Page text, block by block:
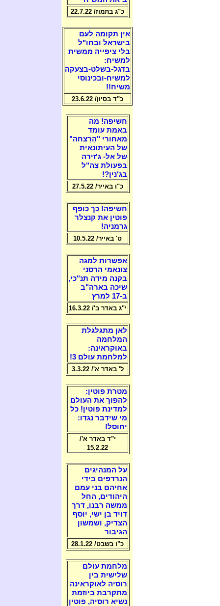
כ"ג בתמוז/ 22.7.22
אין תקומה לעם
בישראל ובחו"ל
בלי ציפייה ממשית
למשיח:
בדגל-בשלט-בצעקה
למשיח-ובכינוסי
משיח!!
כ"ד בסיון/ 23.6.22
חשיפה! מה
באמת עומד
מאחורי "הֵרַצחה"
של העיתונאית
של אל- ג'זירה
בפעולת צה"ל
בג'נין?!
כ"ו באייר/ 27.5.22
חשיפה! כך כופף
פוטין את קנצלר
גרמניה!
ט' באייר/ 10.5.22
אפשרות למגה
צונאמי הרסני
בקנה מידה תנ"כי,
שיכה בארה"ב
ב-17 למרץ
י"ג באדר ב'/ 16.3.22
לאן מתגלגלת
המלחמה
באוקראינה:
למלחמת עולם 3!
ל' באדר א'/ 3.3.22
מטרת פוטין:
להפוך את העולם
למדינת פוטין! כל
מי שידבר נגדו:
יחוסל!
י"ד באדר א'/
15.2.22
על המנהיגים
הנרדפים בידי
אחיהם בני עמם
היהודים, החל
ממשה רבנו, דרך
דויד בן ישי, יוסף
הצדיק, ושמשון
הגיבור
כ"ו בשבט/ 28.1.22
מלחמת עולם
שלישית בין
רוסיה לאוקראינה
מתקרבת ביוזמת
נשיא רוסיה, פוטין